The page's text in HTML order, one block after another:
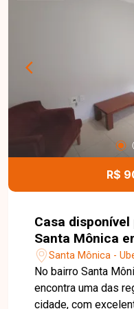
composta por 02
e área de serviço,
opção para
para quem busca
bem localizado no
uma visita e venha
desta casa.
R$
Casa
Santa Mônica
Santa Mônica -
No bairro Santa
encontra uma das
cidade, com